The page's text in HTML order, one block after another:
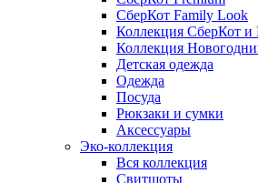
СберКот Family Look
Коллекция СберКот и
Коллекция
Детская одежда
Одежда
Посуда
Рюкзаки и сумки
Аксессуары
Эко-коллекция
Вся коллекция
Свитшоты